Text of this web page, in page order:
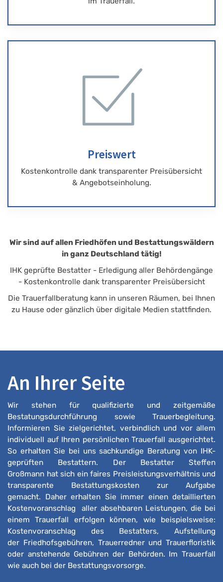
Preiswert
Kostenkontrolle dank transparenter Preisübersicht
& Angebotseinholung.
Wir sind auf allen Friedhöfen und Bestattungswäldern
in ganz Deutschland tätig!
IHK geprüfte Bestatter - Erledigung aller Behördengänge
- Kostenkontrolle dank transparenter Preisübersicht
Die Trauerfallberatung kann in unseren Räumen, bei Ihnen
zu Hause oder gänzlich über digitale Medien stattfinden.
An Ihrer Seite
Wir stehen für qualifizierte und zeitgemäße
Bestatungsdurchführung sowie Trauerbegleitung.
Informieren Sie zielgerichtet, verbindlich und vor allem
individuell auf Ihren persönlichen Trauerfall ausgerichtet.
So erhalten Sie bei uns sachkundige Beratung von IHK-
geprüften Bestattern. Der Bestatter Steffen
Großmann hat sich ein faires Preisleistungsverhältnis und
transparente Bestattungskosten zur Aufgabe
gemacht. Daher erhalten Sie immer einen detaillierten
Kostenvoranschlag aller absehbaren Leistungen, die bei
einem Trauerfall erfolgen können, wie beispielsweise:
Kostenvoranschlag des Bestatters, Aufstellung
der Friedhofsgebühren, Trauerredner und Trauerfloristik
oder anstehende Gebühren der Behörden. Im Trauerfall
wie auch bei der Bestattungsvorsorge.